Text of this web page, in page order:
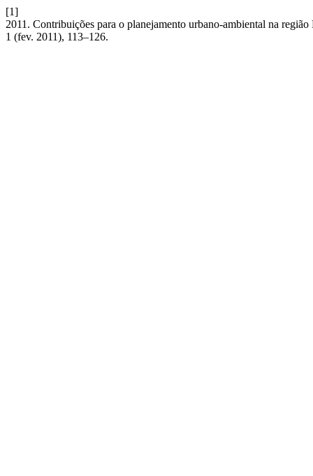
[1]
2011. Contribuições para o planejamento urbano-ambiental na
1 (fev. 2011), 113–126.